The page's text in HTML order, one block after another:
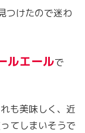
つけたので迷わ
ルエールで
も美味しく、近
てしまいそうで